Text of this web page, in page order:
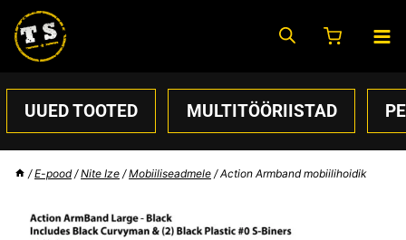
content
UUED TOOTED MULTITÖÖRIISTAD
/ E-pood / Nite Ize / Mobiiliseadmele / Action Armband mobiilihoidik